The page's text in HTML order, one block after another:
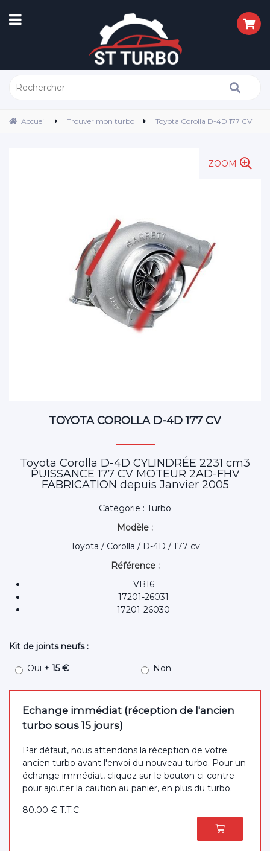
Accueil Trouver mon turbo Toyota Corolla D-4D 177 CV
ZOOM
TOYOTA COROLLA D-4D 177 CV
Toyota Corolla D-4D CYLINDRÉE 2231 cm3
PUISSANCE 177 CV MOTEUR 2AD-FHV
FABRICATION depuis Janvier 2005
Catégorie : Turbo
Modèle :
Toyota / Corolla / D-4D / 177 cv
Référence :
VB16
17201-26031
17201-26030
Kit de joints neufs :
Oui + 15 € Non
Echange immédiat (réception de l'ancien
turbo sous 15 jours)
Par défaut, nous attendons la réception de votre
ancien turbo avant l'envoi du nouveau turbo. Pour un
échange immédiat, cliquez sur le bouton ci-contre
pour ajouter la caution au panier, en plus du turbo.
80.00 € T.T.C.